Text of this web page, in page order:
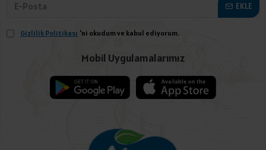
EKLE
Gizlilik Politikası 'ni okudum ve kabul ediyorum.
Mobil Uygulamalarımız